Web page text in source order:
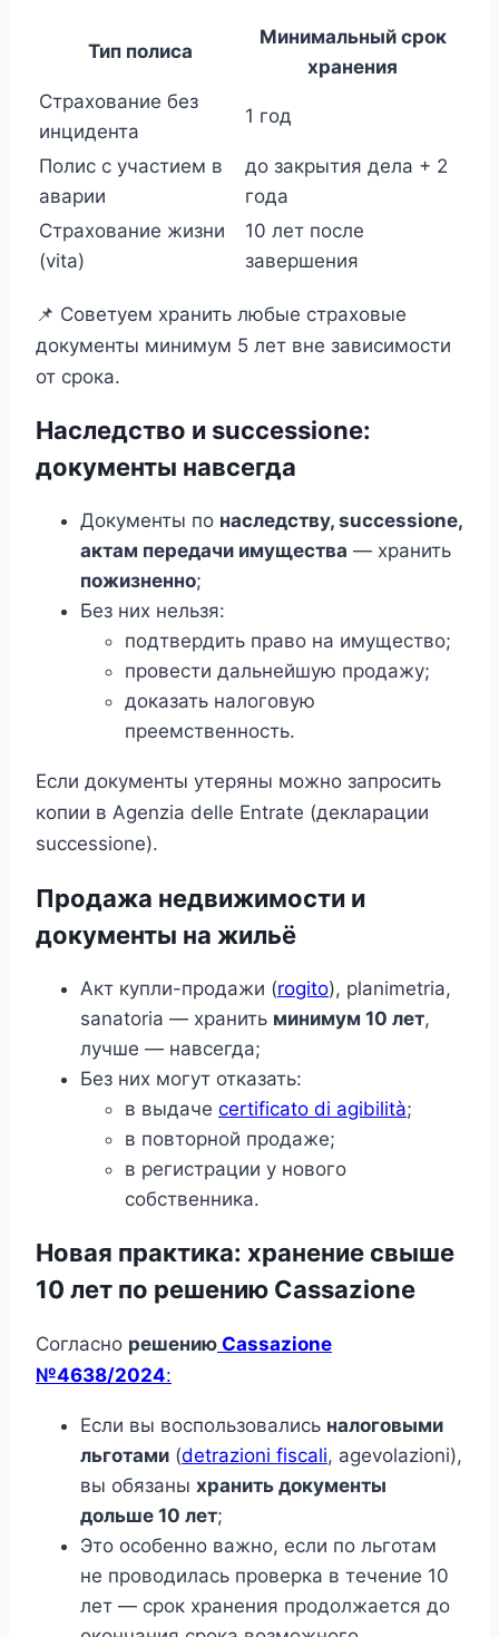
Тип полиса
Минимальный срок
хранения
Страхование без
инцидента
1 год
Полис с участием в
аварии
до закрытия дела + 2
года
Страхование жизни
(vita)
10 лет после
завершения
📌 Советуем хранить любые страховые
документы минимум 5 лет вне зависимости
от срока.
Наследство и successione:
документы навсегда
Документы по наследству, successione,
актам передачи имущества — хранить
пожизненно;
Без них нельзя:
подтвердить право на имущество;
провести дальнейшую продажу;
доказать налоговую
преемственность.
Если документы утеряны можно запросить
копии в Agenzia delle Entrate (декларации
successione).
Продажа недвижимости и
документы на жильё
Акт купли-продажи (rogito), planimetria,
sanatoria — хранить минимум 10 лет,
лучше — навсегда;
Без них могут отказать:
в выдаче certificato di agibilità;
в повторной продаже;
в регистрации у нового
собственника.
Новая практика: хранение свыше
10 лет по решению Cassazione
Согласно решению Cassazione
№4638/2024:
Если вы воспользовались налоговыми
льготами (detrazioni fiscali, agevolazioni),
вы обязаны хранить документы
дольше 10 лет;
Это особенно важно, если по льготам
не проводилась проверка в течение 10
лет — срок хранения продолжается до